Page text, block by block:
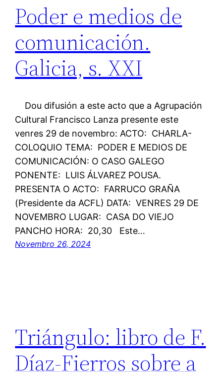
Poder e medios de
comunicación.
Galicia, s. XXI
Dou difusión a este acto que a Agrupación
Cultural Francisco Lanza presente este
venres 29 de novembro: ACTO: CHARLA-
COLOQUIO TEMA: PODER E MEDIOS DE
COMUNICACIÓN: O CASO GALEGO
PONENTE: LUIS ÁLVAREZ POUSA.
PRESENTA O ACTO: FARRUCO GRAÑA
(Presidente da ACFL) DATA: VENRES 29 DE
NOVEMBRO LUGAR: CASA DO VIEJO
PANCHO HORA: 20,30 Este…
Novembro 26, 2024
Triángulo: libro de F.
Díaz-Fierros sobre a